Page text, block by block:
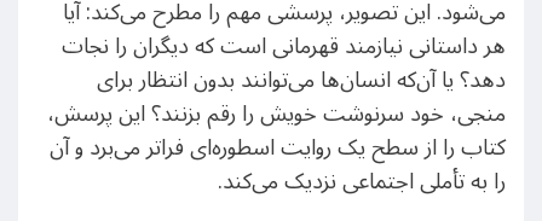
می‌شود. این تصویر، پرسشی مهم را مطرح می‌کند: آیا
هر داستانی نیازمند قهرمانی است که دیگران را نجات
دهد؟ یا آن‌که انسان‌ها می‌توانند بدون انتظار برای
منجی، خود سرنوشت خویش را رقم بزنند؟ این پرسش،
کتاب را از سطح یک روایت اسطوره‌ای فراتر می‌برد و آن
را به تأملی اجتماعی نزدیک می‌کند.